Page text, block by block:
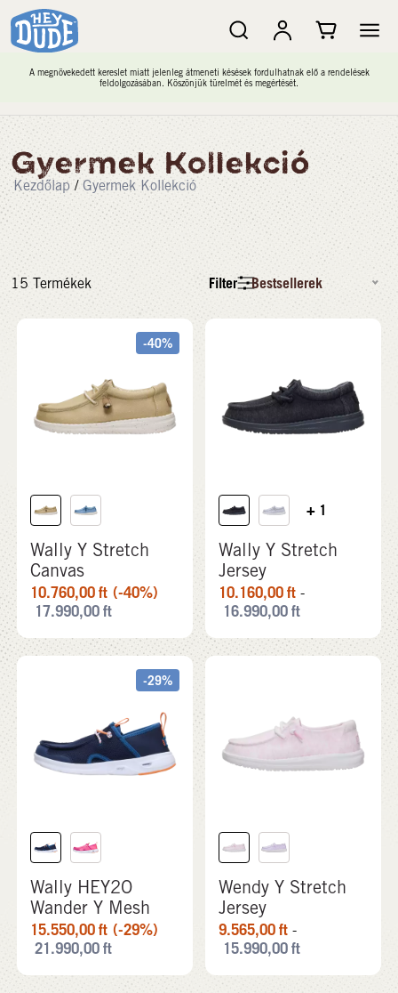
A megnövekedett kereslet miatt jelenleg átmeneti késések fordulhatnak elő a rendelések
feldolgozásában. Köszönjük türelmét és megértését.
Gyermek Kollekció
Kezdőlap / Gyermek Kollekció
15 Termékek Filter Bestsellerek
-40%
Wally Y Stretch
Canvas
10.760,00ft (-40%)
17.990,00ft
+ 1
Wally Y Stretch
Jersey
10.160,00ft -
16.990,00ft
-29%
Wally HEY2O
Wander Y Mesh
15.550,00ft (-29%)
21.990,00ft
Wendy Y Stretch
Jersey
9.565,00ft -
15.990,00ft